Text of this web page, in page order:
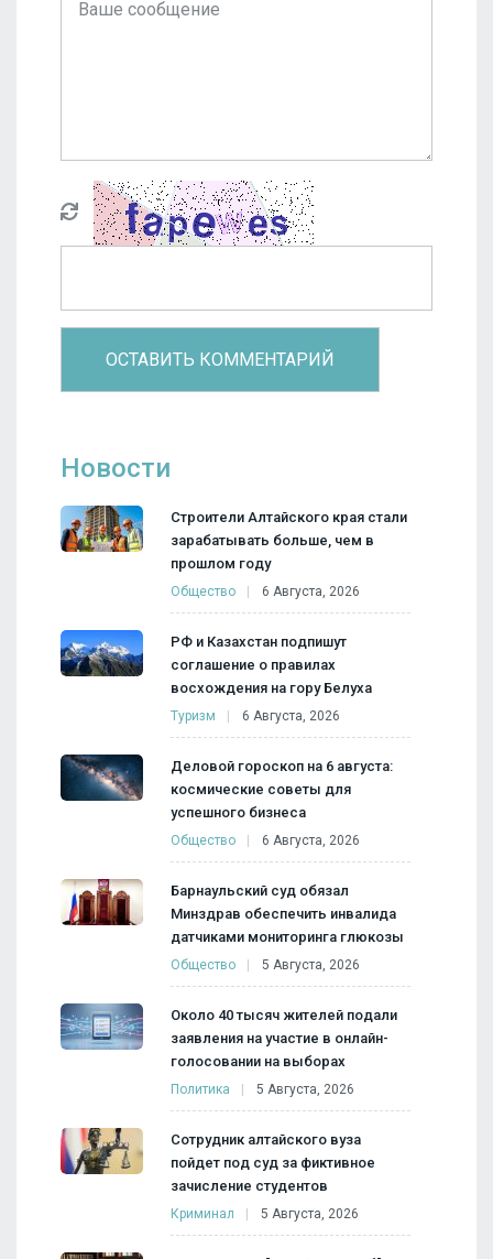
Новости
Строители Алтайского края стали
зарабатывать больше, чем в
прошлом году
Общество 6 Августа, 2026
РФ и Казахстан подпишут
соглашение о правилах
восхождения на гору Белуха
Туризм 6 Августа, 2026
Деловой гороскоп на 6 августа:
космические советы для
успешного бизнеса
Общество 6 Августа, 2026
Барнаульский суд обязал
Минздрав обеспечить инвалида
датчиками мониторинга глюкозы
Общество 5 Августа, 2026
Около 40 тысяч жителей подали
заявления на участие в онлайн-
голосовании на выборах
Политика 5 Августа, 2026
Сотрудник алтайского вуза
пойдет под суд за фиктивное
зачисление студентов
Криминал 5 Августа, 2026